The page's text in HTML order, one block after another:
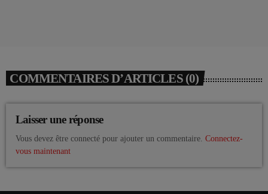
COMMENTAIRES D’ARTICLES (0)
Laisser une réponse
Vous devez être connecté pour ajouter un commentaire. Connectez-
vous maintenant